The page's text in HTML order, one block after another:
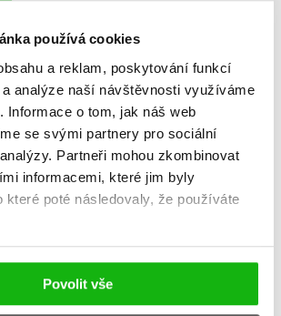
používá cookies
a reklam, poskytování funkcí
analýze naší návštěvnosti využíváme
Informace o tom, jak náš web
se svými partnery pro sociální
Partneři mohou zkombinovat
informacemi, které jim byly
které poté následovaly, že používáte
Povolit vše
známí
Kč
Jeden kluk z vesničky
Květušín
Robin Král
239 Kč 299 Kč
Do košíku